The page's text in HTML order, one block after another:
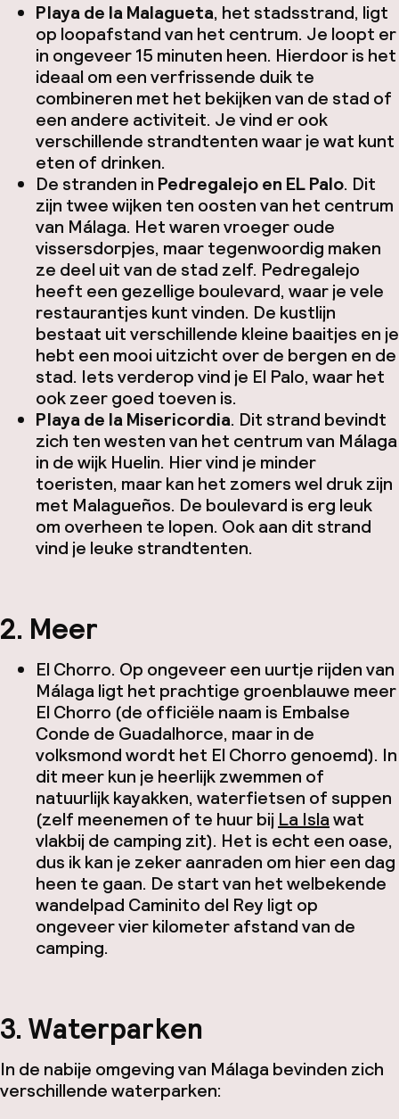
Playa de la Malagueta, het stadsstrand, ligt
op loopafstand van het centrum. Je loopt er
in ongeveer 15 minuten heen. Hierdoor is het
ideaal om een verfrissende duik te
combineren met het bekijken van de stad of
een andere activiteit. Je vind er ook
verschillende strandtenten waar je wat kunt
eten of drinken.
De stranden in Pedregalejo en EL Palo. Dit
zijn twee wijken ten oosten van het centrum
van Málaga. Het waren vroeger oude
vissersdorpjes, maar tegenwoordig maken
ze deel uit van de stad zelf. Pedregalejo
heeft een gezellige boulevard, waar je vele
restaurantjes kunt vinden. De kustlijn
bestaat uit verschillende kleine baaitjes en je
hebt een mooi uitzicht over de bergen en de
stad. Iets verderop vind je El Palo, waar het
ook zeer goed toeven is.
Playa de la Misericordia. Dit strand bevindt
zich ten westen van het centrum van Málaga
in de wijk Huelin. Hier vind je minder
toeristen, maar kan het zomers wel druk zijn
met Malagueños. De boulevard is erg leuk
om overheen te lopen. Ook aan dit strand
vind je leuke strandtenten.
2. Meer
El Chorro. Op ongeveer een uurtje rijden van
Málaga ligt het prachtige groenblauwe meer
El Chorro (de officiële naam is Embalse
Conde de Guadalhorce, maar in de
volksmond wordt het El Chorro genoemd). In
dit meer kun je heerlijk zwemmen of
natuurlijk kayakken, waterfietsen of suppen
(zelf meenemen of te huur bij La Islawat
vlakbij de camping zit). Het is echt een oase,
dus ik kan je zeker aanraden om hier een dag
heen te gaan. De start van het welbekende
wandelpad Caminito del Rey ligt op
ongeveer vier kilometer afstand van de
camping.
3. Waterparken
In de nabije omgeving van Málaga bevinden zich
verschillende waterparken: